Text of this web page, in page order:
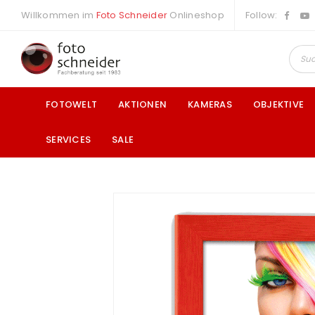
Willkommen im Foto Schneider Onlineshop Follow:
FOTOWELT AKTIONEN KAMERAS OBJEKTIVE
SERVICES SALE